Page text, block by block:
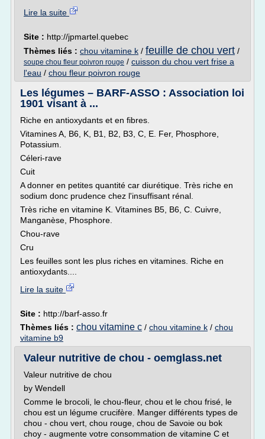
Lire la suite
Site : http://jpmartel.quebec
Thèmes liés : chou vitamine k / feuille de chou vert /
soupe chou fleur poivron rouge / cuisson du chou vert frise a
l'eau / chou fleur poivron rouge
Les légumes – BARF-ASSO : Association loi
1901 visant à ...
Riche en antioxydants et en fibres.
Vitamines A, B6, K, B1, B2, B3, C, E. Fer, Phosphore,
Potassium.
Céleri-rave
Cuit
A donner en petites quantité car diurétique. Très riche en
sodium donc prudence chez l'insuffisant rénal.
Très riche en vitamine K. Vitamines B5, B6, C. Cuivre,
Manganèse, Phosphore.
Chou-rave
Cru
Les feuilles sont les plus riches en vitamines. Riche en
antioxydants....
Lire la suite
Site : http://barf-asso.fr
Thèmes liés : chou vitamine c / chou vitamine k / chou
vitamine b9
Valeur nutritive de chou - oemglass.net
Valeur nutritive de chou
by Wendell
Comme le brocoli, le chou-fleur, chou et le chou frisé, le
chou est un légume crucifère. Manger différents types de
chou - chou vert, chou rouge, chou de Savoie ou bok
choy - augmente votre consommation de vitamine C et